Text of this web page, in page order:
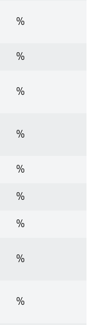
%
%
%
%
%
%
%
%
%